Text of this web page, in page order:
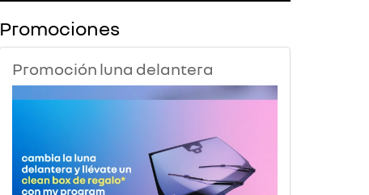
Promociones
Promoción luna delantera